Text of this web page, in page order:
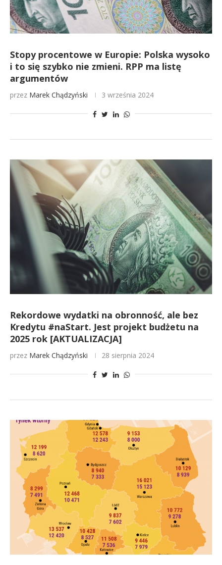
Stopy procentowe w Europie: Polska wysoko
i to się szybko nie zmieni. RPP ma listę
argumentów
przez Marek Chądzyński 3 września 2024
Rekordowe wydatki na obronność, ale bez
Kredytu #naStart. Jest projekt budżetu na
2025 rok [AKTUALIZACJA]
przez Marek Chądzyński 28 sierpnia 2024